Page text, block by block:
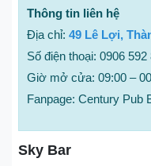
Thông tin liên hệ
Địa chỉ: 49 Lê Lợi,
Số điện thoại: 0906 592
Giờ mở cửa: 09:00 –
Fanpage: Century Pub
Sky Bar